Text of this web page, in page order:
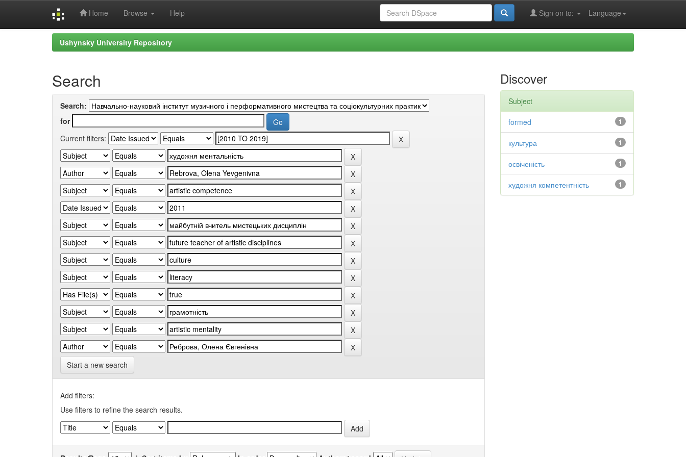
Home Browse Help Language
Sign on to:
Ushynsky University Repository
Search
Search:
for
Current filters:
Start a new search
Add filters:
Use filters to refine the search results.
Discover
Subject
1
formed
1
культура
1
освіченість
1
художня компетентність